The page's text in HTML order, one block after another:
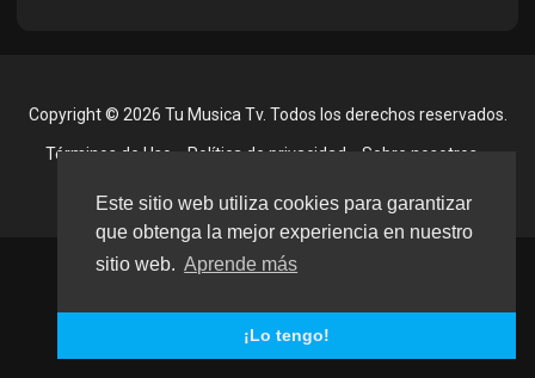
Este sitio web utiliza cookies para garantizar
que obtenga la mejor experiencia en nuestro
sitio web. Aprende más
¡Lo tengo!
Copyright © 2026 Tu Musica Tv. Todos los derechos reservados.
Términos de Uso Política de privacidad
Sobre nosotros